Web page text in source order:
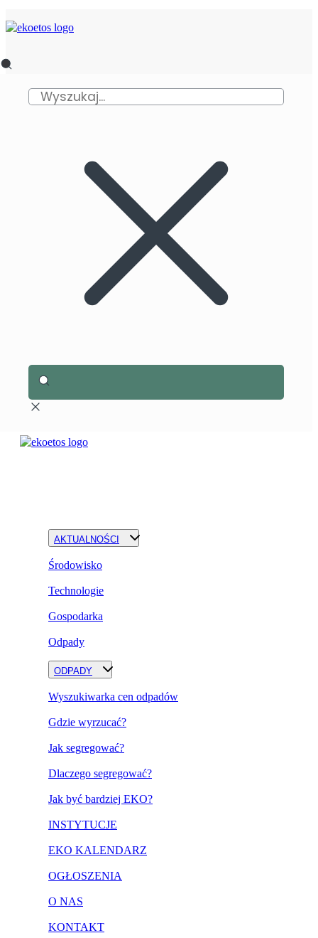
AKTUALNOŚCI
Środowisko
Technologie
Gospodarka
Odpady
ODPADY
Wyszukiwarka cen odpadów
Gdzie wyrzucać?
Jak segregować?
Dlaczego segregować?
Jak być bardziej EKO?
INSTYTUCJE
EKO KALENDARZ
OGŁOSZENIA
O NAS
KONTAKT